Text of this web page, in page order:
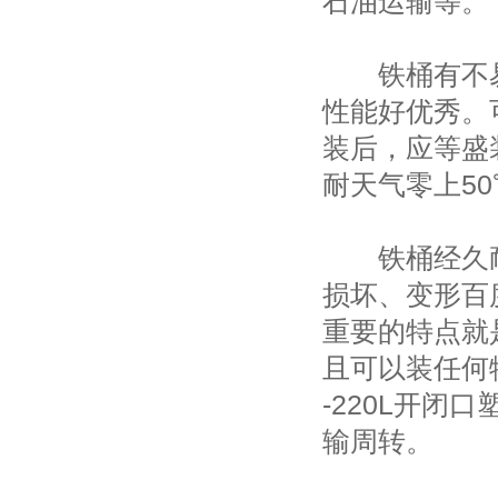
铁桶有不易
性能好优秀
装后，应等
耐天气零上
铁桶经久耐
损坏、变形
重要的特点
且可以装任
-220L开闭口
输周转。